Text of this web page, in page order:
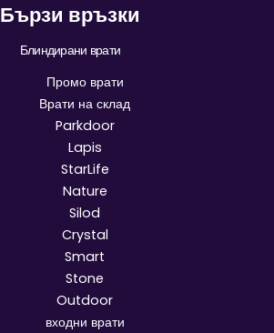
Бързи връзки
Блиндирани врати
Промо врати
Врати на склад
Parkdoor
Lapis
StarLife
Nature
Silod
Crystal
Smart
Stone
Outdoor
входни врати